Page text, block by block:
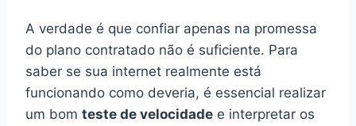
A verdade é que confiar apenas na promessa
do plano contratado não é suficiente. Para
saber se sua internet realmente está
funcionando como deveria, é essencial realizar
um bom teste de velocidade e interpretar os